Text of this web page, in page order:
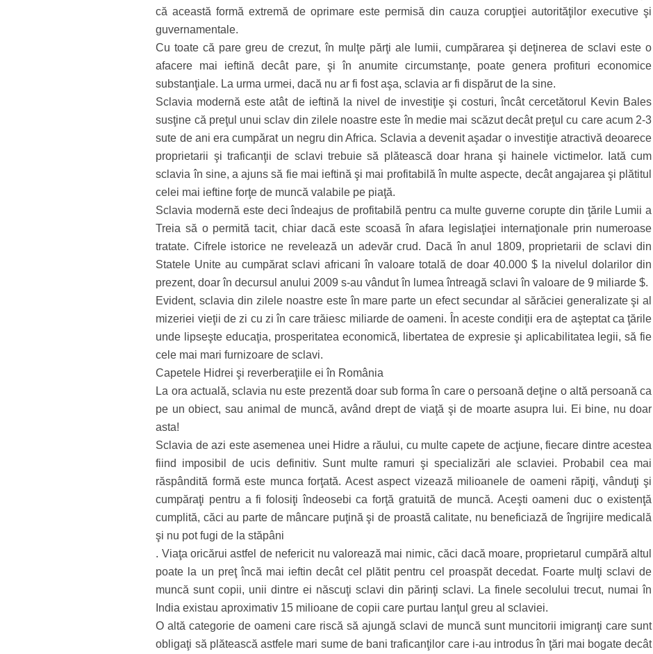
că această formă extremă de oprimare este permisă din cauza corupţiei autorităţilor executive şi
guvernamentale.
Cu toate că pare greu de crezut, în mulţe părţi ale lumii, cumpărarea şi deţinerea de sclavi este o
afacere mai ieftină decât pare, şi în anumite circumstanţe, poate genera profituri economice
substanţiale. La urma urmei, dacă nu ar fi fost aşa, sclavia ar fi dispărut de la sine.
Sclavia modernă este atât de ieftină la nivel de investiţie şi costuri, încât cercetătorul Kevin Bales
susţine că preţul unui sclav din zilele noastre este în medie mai scăzut decât preţul cu care acum 2-3
sute de ani era cumpărat un negru din Africa. Sclavia a devenit aşadar o investiţie atractivă deoarece
proprietarii şi traficanţii de sclavi trebuie să plătească doar hrana şi hainele victimelor. Iată cum
sclavia în sine, a ajuns să fie mai ieftină şi mai profitabilă în multe aspecte, decât angajarea şi plătitul
celei mai ieftine forţe de muncă valabile pe piaţă.
Sclavia modernă este deci îndeajus de profitabilă pentru ca multe guverne corupte din ţările Lumii a
Treia să o permită tacit, chiar dacă este scoasă în afara legislaţiei internaţionale prin numeroase
tratate. Cifrele istorice ne revelează un adevăr crud. Dacă în anul 1809, proprietarii de sclavi din
Statele Unite au cumpărat sclavi africani în valoare totală de doar 40.000 $ la nivelul dolarilor din
prezent, doar în decursul anului 2009 s-au vândut în lumea întreagă sclavi în valoare de 9 miliarde $.
Evident, sclavia din zilele noastre este în mare parte un efect secundar al sărăciei generalizate şi al
mizeriei vieţii de zi cu zi în care trăiesc miliarde de oameni. În aceste condiţii era de aşteptat ca ţările
unde lipseşte educaţia, prosperitatea economică, libertatea de expresie şi aplicabilitatea legii, să fie
cele mai mari furnizoare de sclavi.
Capetele Hidrei şi reverberaţiile ei în România
La ora actuală, sclavia nu este prezentă doar sub forma în care o persoană deţine o altă persoană ca
pe un obiect, sau animal de muncă, având drept de viaţă şi de moarte asupra lui. Ei bine, nu doar
asta!
Sclavia de azi este asemenea unei Hidre a răului, cu multe capete de acţiune, fiecare dintre acestea
fiind imposibil de ucis definitiv. Sunt multe ramuri şi specializări ale sclaviei. Probabil cea mai
răspândită formă este munca forţată. Acest aspect vizează milioanele de oameni răpiţi, vânduţi şi
cumpăraţi pentru a fi folosiţi îndeosebi ca forţă gratuită de muncă. Aceşti oameni duc o existenţă
cumplită, căci au parte de mâncare puţină şi de proastă calitate, nu beneficiază de îngrijire medicală
şi nu pot fugi de la stăpâni
. Viaţa oricărui astfel de nefericit nu valorează mai nimic, căci dacă moare, proprietarul cumpără altul
poate la un preţ încă mai ieftin decât cel plătit pentru cel proaspăt decedat. Foarte mulţi sclavi de
muncă sunt copii, unii dintre ei născuţi sclavi din părinţi sclavi. La finele secolului trecut, numai în
India existau aproximativ 15 milioane de copii care purtau lanţul greu al sclaviei.
O altă categorie de oameni care riscă să ajungă sclavi de muncă sunt muncitorii imigranţi care sunt
obligaţi să plătească astfele mari sume de bani traficanţilor care i-au introdus în ţări mai bogate decât